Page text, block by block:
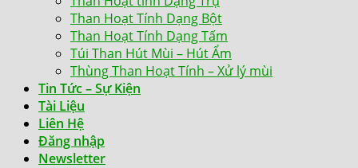
Than Hoạt Tính Dạng Bột
Than Hoạt Tính Dạng Tấm
Túi Than Hút Mùi – Hút Ẩm
Thùng Than Hoạt Tính – Xử lý mùi
Tin Tức – Sự Kiện
Tài Liệu
Liên Hệ
Đăng nhập
Newsletter